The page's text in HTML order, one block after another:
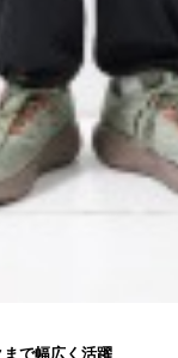
で幅広く活躍